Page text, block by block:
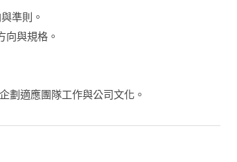
準則。
向與規格。
劃適應團隊工作與公司文化。